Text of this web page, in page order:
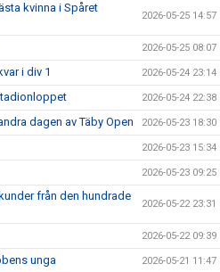
kvinna i Spåret
2026-05-25 14:57
2026-05-25 08:07
i div 1 2026-05-24 23:14
2026-05-24 22:38
dagen av Täby Open 2026-05-23 18:30
2026-05-23 15:34
2026-05-23 09:25
från den hundrade
2026-05-22 23:31
2026-05-22 09:39
unga 2026-05-21 11:47